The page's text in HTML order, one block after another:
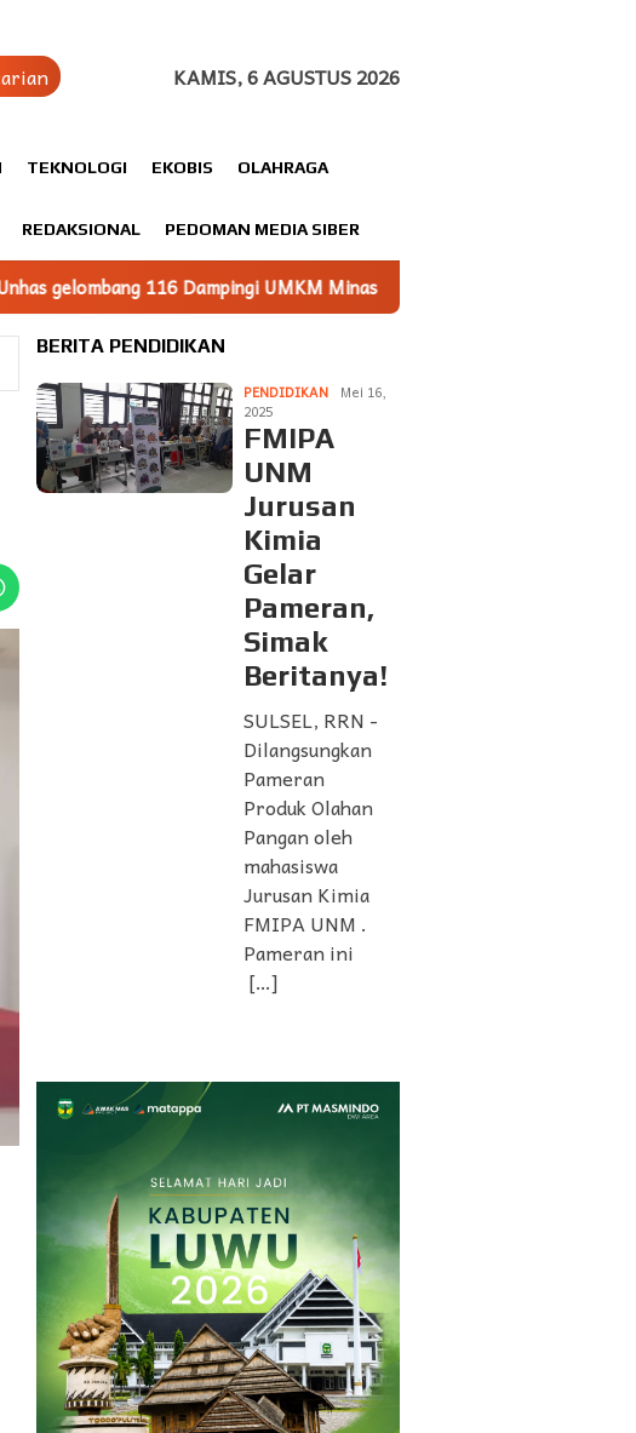
KAMIS, 6 AGUSTUS 2026
TEKNOLOGI EKOBIS OLAHRAGA
REDAKSIONAL PEDOMAN MEDIA SIBER
UMKM Minasatene Bangun Odentitas Produk Melalui Branding
BERITA PENDIDIKAN
PENDIDIKAN
Mei 16,
2025
FMIPA
UNM
Jurusan
Kimia
Gelar
Pameran,
Simak
Beritanya!
SULSEL, RRN -
Dilangsungkan
Pameran
Produk Olahan
Pangan oleh
mahasiswa
Jurusan Kimia
FMIPA UNM .
Pameran ini
[…]